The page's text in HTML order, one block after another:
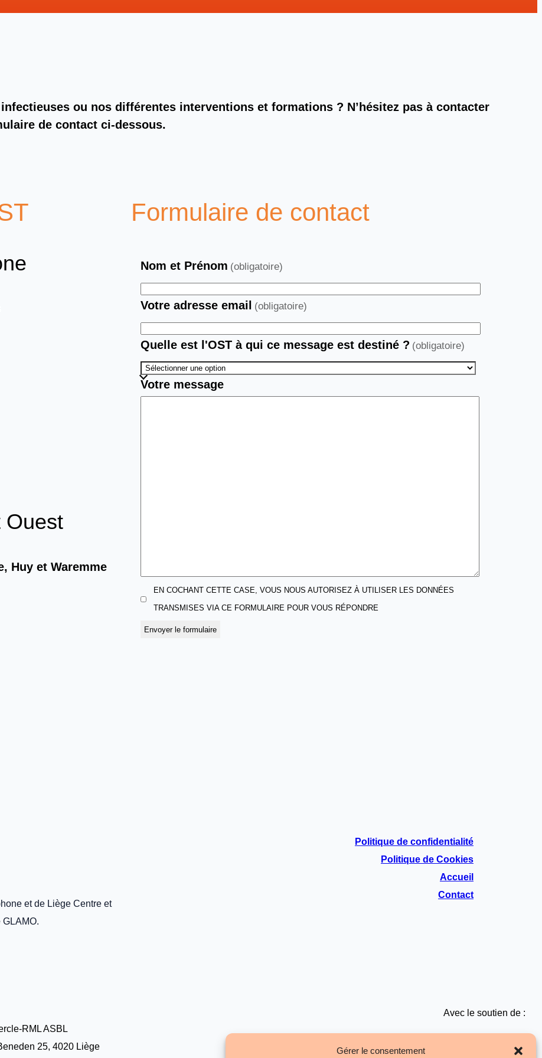
Gérer le consentement
ou nos différentes interventions et formations ? N’hésitez pas à contacter
de contact ci-dessous.
Ouest
Huy et Waremme
Formulaire de contact
Nom et Prénom (obligatoire)
Votre adresse email (obligatoire)
Quelle est l'OST à qui ce message est destiné ? (obligatoire)
Votre message
EN COCHANT CETTE CASE, VOUS NOUS AUTORISEZ À UTILISER LES DONNÉES
TRANSMISES VIA CE FORMULAIRE POUR VOUS RÉPONDRE
Envoyer le formulaire
et de Liège Centre et
GLAMO.
Politique de confidentialité
Politique de Cookies
Accueil
Contact
RML ASBL
25, 4020 Liège
Avec le soutien de :